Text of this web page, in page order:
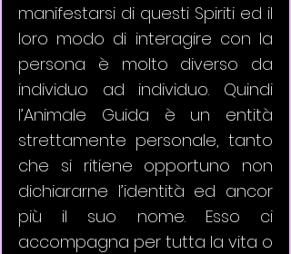
manifestarsi di questi Spiriti ed il
loro modo di interagire con la
persona è molto diverso da
individuo ad individuo. Quindi
l’Animale Guida è un entità
strettamente personale, tanto
che si ritiene opportuno non
dichiararne l’identità ed ancor
più il suo nome. Esso ci
accompagna per tutta la vita o